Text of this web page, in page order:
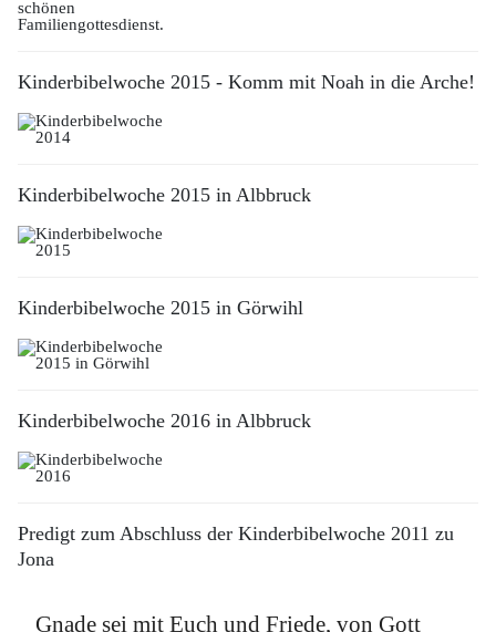
Kinderbibelwoche 2015 - Komm mit Noah in die Arche!
Kinderbibelwoche 2015 in Albbruck
Kinderbibelwoche 2015 in Görwihl
Kinderbibelwoche 2016 in Albbruck
Predigt zum Abschluss der Kinderbibelwoche 2011 zu
Jona
Gnade sei mit Euch und Friede, von Gott